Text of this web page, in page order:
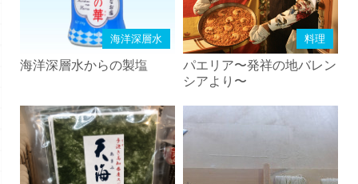
海洋深層水
海洋深層水からの製塩
料理
パエリア〜発祥の地バレン
シアより〜